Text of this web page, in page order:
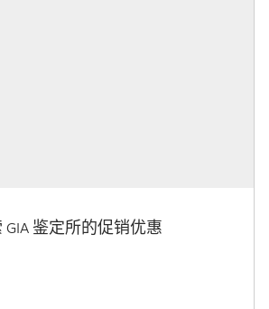
GIA 鉴定所的促销优惠